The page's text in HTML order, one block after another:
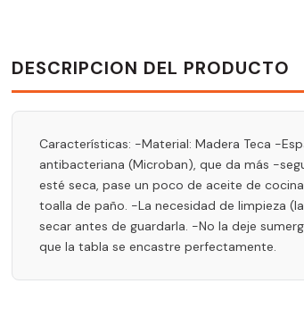
DESCRIPCION DEL PRODUCTO
Características: -Material: Madera Teca -
antibacteriana (Microban), que da más -
esté seca, pase un poco de aceite de
toalla de paño. -La necesidad de limpieza
secar antes de guardarla. -No la deje
que la tabla se encastre perfectamente.